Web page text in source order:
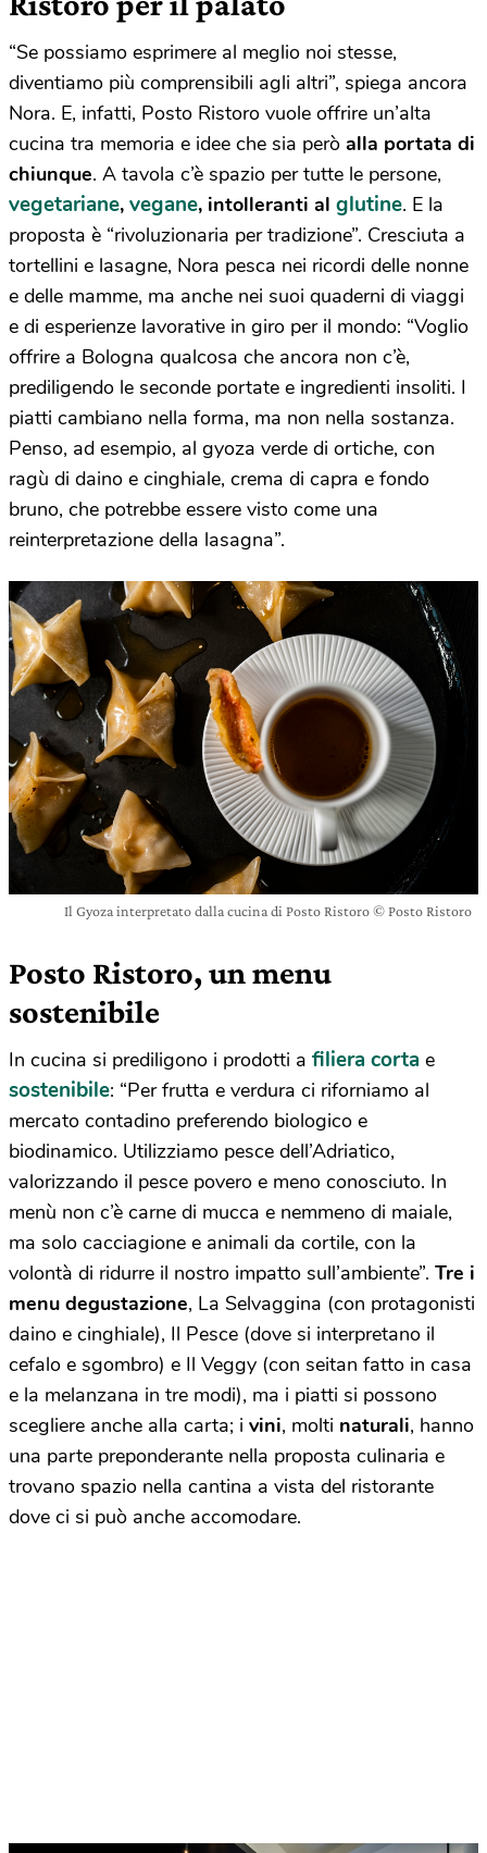
“Se possiamo esprimere al meglio noi stesse,
diventiamo più comprensibili agli altri”, spiega ancora
Nora. E, infatti, Posto Ristoro vuole offrire un’alta
cucina tra memoria e idee che sia però alla portata di
chiunque. A tavola c’è spazio per tutte le persone,
vegetariane, vegane, intolleranti al glutine. E la
proposta è “rivoluzionaria per tradizione”. Cresciuta a
tortellini e lasagne, Nora pesca nei ricordi delle nonne
e delle mamme, ma anche nei suoi quaderni di viaggi
e di esperienze lavorative in giro per il mondo: “Voglio
offrire a Bologna qualcosa che ancora non c’è,
prediligendo le seconde portate e ingredienti insoliti. I
piatti cambiano nella forma, ma non nella sostanza.
Penso, ad esempio, al gyoza verde di ortiche, con
ragù di daino e cinghiale, crema di capra e fondo
bruno, che potrebbe essere visto come una
reinterpretazione della lasagna”.
Il Gyoza interpretato dalla cucina di Posto Ristoro © Posto Ristoro
Posto Ristoro, un menu
sostenibile
In cucina si prediligono i prodotti a filiera corta e
sostenibile: “Per frutta e verdura ci riforniamo al
mercato contadino preferendo biologico e
biodinamico. Utilizziamo pesce dell’Adriatico,
valorizzando il pesce povero e meno conosciuto. In
menù non c’è carne di mucca e nemmeno di maiale,
ma solo cacciagione e animali da cortile, con la
volontà di ridurre il nostro impatto sull’ambiente”. Tre i
menu degustazione, La Selvaggina (con protagonisti
daino e cinghiale), Il Pesce (dove si interpretano il
cefalo e sgombro) e Il Veggy (con seitan fatto in casa
e la melanzana in tre modi), ma i piatti si possono
scegliere anche alla carta; i vini, molti naturali, hanno
una parte preponderante nella proposta culinaria e
trovano spazio nella cantina a vista del ristorante
dove ci si può anche accomodare.